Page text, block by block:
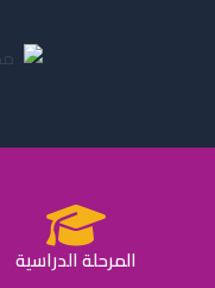
المرحلة الدراسية